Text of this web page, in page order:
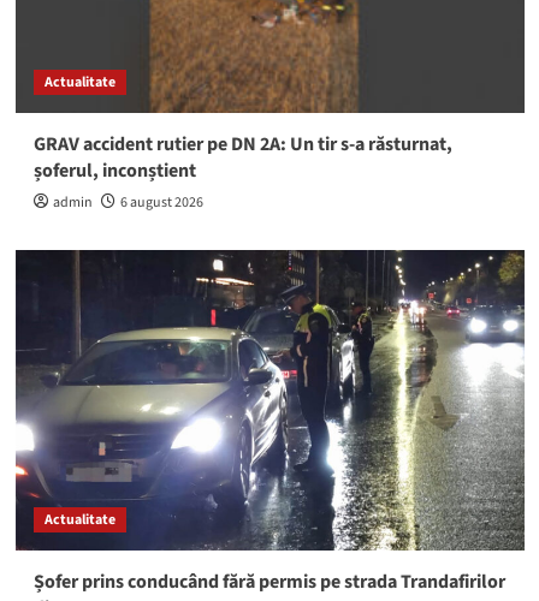
Actualitate
GRAV accident rutier pe DN 2A: Un tir s-a răsturnat,
șoferul, inconștient
admin 6 august 2026
Actualitate
Șofer prins conducând fără permis pe strada Trandafirilor